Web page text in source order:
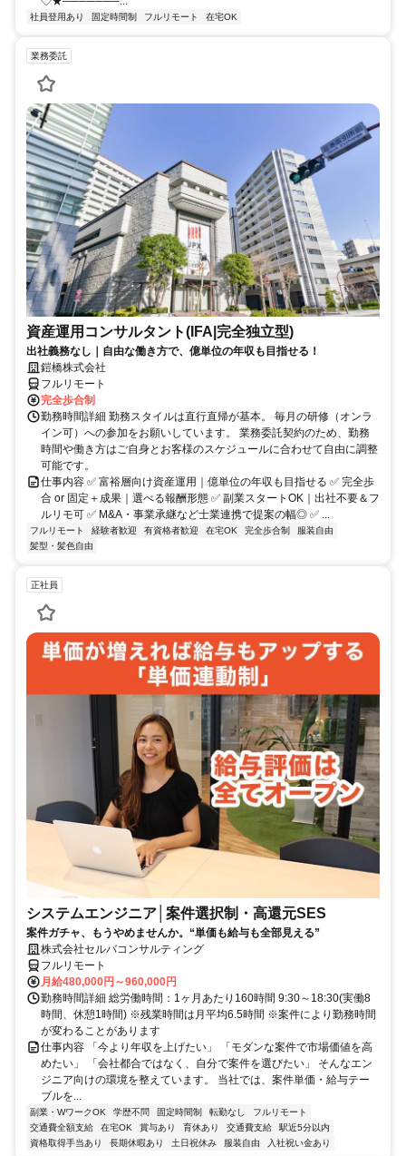
社員登用あり 固定時間制 フルリモート 在宅OK
業務委託
資産運用コンサルタント(IFA|完全独立型)
出社義務なし｜自由な働き方で、億単位の年収も目指せる！
鎧橋株式会社
フルリモート
完全歩合制
勤務時間詳細 勤務スタイルは直行直帰が基本。 毎月の研修（オンラ
イン可）への参加をお願いしています。 業務委託契約のため、勤務
時間や働き方はご自身とお客様のスケジュールに合わせて自由に調整
可能です。
仕事内容 ✅ 富裕層向け資産運用｜億単位の年収も目指せる ✅ 完全歩
合 or 固定＋成果｜選べる報酬形態 ✅ 副業スタートOK｜出社不要＆フ
ルリモ可 ✅ M&A・事業承継など士業連携で提案の幅◎ ✅ ...
フルリモート 経験者歓迎 有資格者歓迎 在宅OK 完全歩合制
服装自由
髪型・髪色自由
正社員
システムエンジニア│案件選択制・高還元SES
案件ガチャ、もうやめませんか。“単価も給与も全部見える”
株式会社セルバコンサルティング
フルリモート
月給480,000円～960,000円
勤務時間詳細 総労働時間：1ヶ月あたり160時間 9:30～18:30(実働8
時間、休憩1時間) ※残業時間は月平均6.5時間 ※案件により勤務時間
が変わることがあります
仕事内容 「今より年収を上げたい」 「モダンな案件で市場価値を高
めたい」 「会社都合ではなく、自分で案件を選びたい」 そんなエン
ジニア向けの環境を整えています。 当社では、案件単価・給与テー
ブルを...
副業・WワークOK 学歴不問 固定時間制 転勤なし
フルリモート
交通費全額支給
在宅OK 賞与あり 育休あり 交通費支給
駅近5分以内
資格取得手当あり
長期休暇あり 土日祝休み 服装自由 入社祝い金あり